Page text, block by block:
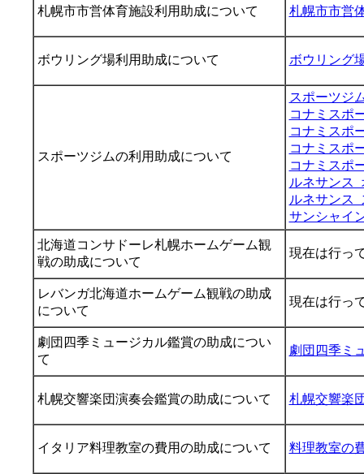
札幌市市営体育施設利用助成について 札幌市市営
ボウリング場利用助成について ボウリング
スポーツジムの利用助成について
スポーツジ
コナミスポ
コナミスポ
コナミスポ
コナミスポ
ルネサンス
ルネサンス
サンシャイ
北海道コンサドーレ札幌ホームゲーム観
戦の助成について
現在は行っ
レバンガ北海道ホームゲーム観戦の助成
について
現在は行っ
劇団四季ミュージカル鑑賞の助成につい
て
劇団四季ミ
札幌交響楽団演奏会鑑賞の助成について 札幌交響楽
イタリア料理教室の費用の助成について 料理教室の